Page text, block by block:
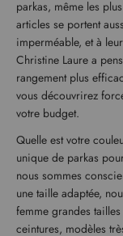
parkas, même les
articles se portent
imperméable, et à
Christine Laure a
rangement plus
vous découvrirez
votre budget.
Quelle est votre
unique de parkas
nous sommes
une taille adaptée,
femme grandes
ceintures, modèles